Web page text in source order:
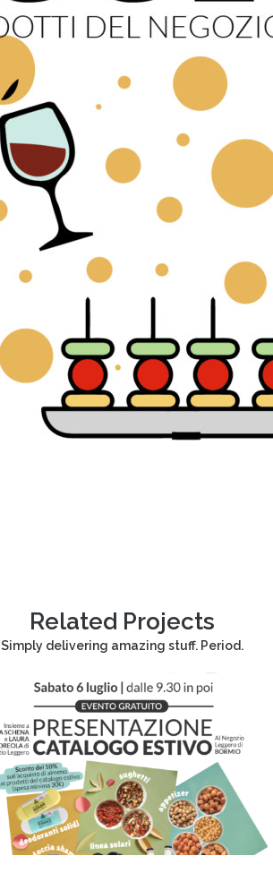
Related Projects
Simply delivering amazing stuff. Period.